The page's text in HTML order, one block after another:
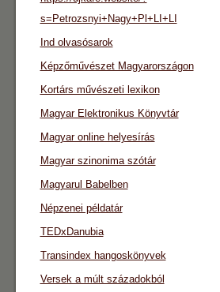
s=Petrozsnyi+Nagy+Pl+LI+LI
Ind olvasósarok
Képzőművészet Magyarországon
Kortárs művészeti lexikon
Magyar Elektronikus Könyvtár
Magyar online helyesírás
Magyar szinonima szótár
Magyarul Babelben
Népzenei példatár
TEDxDanubia
Transindex hangoskönyvek
Versek a múlt századokból